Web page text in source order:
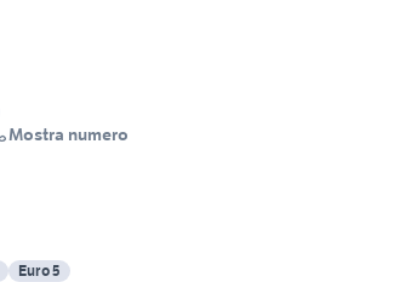
Mostra numero
Euro 5